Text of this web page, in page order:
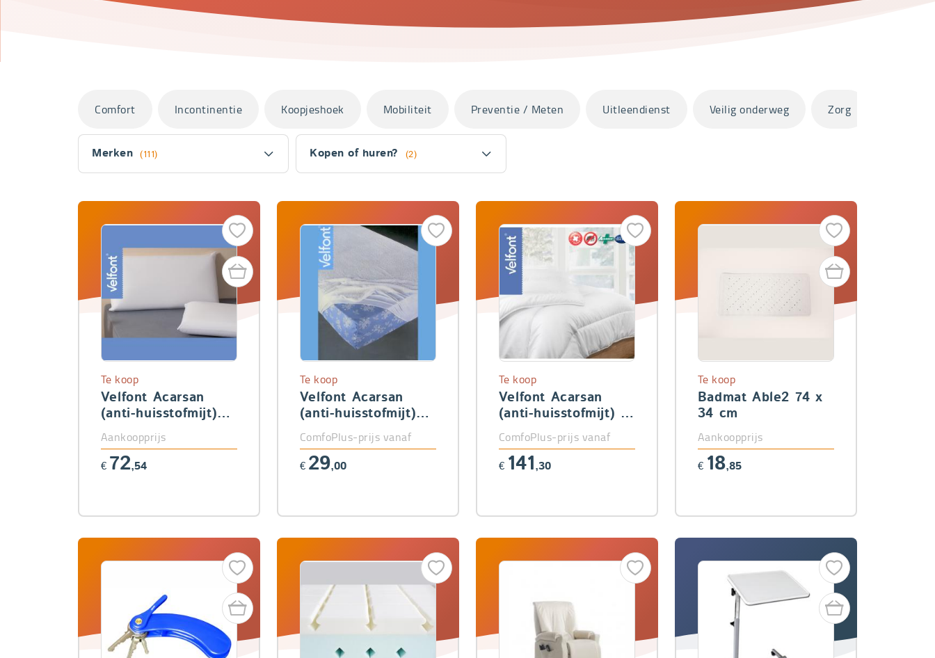
section
Filter
Merken (111) Kopen of huren? (2)
Comfort Incontinentie Koopjeshoek Mobiliteit Preventie / Meten Uitleendienst Veilig onderweg Zorg
Producten
Velfont Acarsan
(anti-huisstofmijt)
hoofdkussen visco
Te koop
Aankoopprijs
€ 72,54
Velfont Acarsan
(anti-huisstofmijt)
matrasbeschermer
Te koop
ComfoPlus-prijs vanaf
€ 29,00
Velfont Acarsan
(anti-huisstofmijt) 4-
seizoenendekbed
Te koop
ComfoPlus-prijs vanaf
€ 141,30
Badmat Able2 74 x
34 cm
Te koop
Aankoopprijs
€ 18,85